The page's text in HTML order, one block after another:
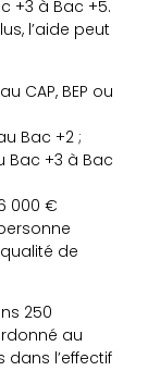
+3 à Bac +5.
l’aide peut
CAP, BEP ou
Bac +2 ;
Bac +3 à Bac
000 €
de
250
au
dans l’effectif